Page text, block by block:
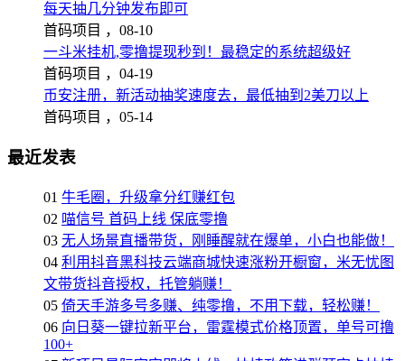
每天抽几分钟发布即可
首码项目 ， 08-10
一斗米挂机,零撸提现秒到！最稳定的系统超级好
首码项目 ， 04-19
币安注册，新活动抽奖速度去，最低抽到2美刀以上
首码项目 ， 05-14
最近发表
01 牛毛圈，升级拿分红赚红包
02 喵信号 首码上线 保底零撸
03 无人场景直播带货，刚睡醒就在爆单，小白也能做！
04 利用抖音黑科技云端商城快速涨粉开橱窗，米无忧图
文带货抖音授权，托管躺赚！
05 倚天手游多号多赚、纯零撸，不用下载，轻松赚！
06 向日葵一键拉新平台，雷霆模式价格顶置，单号可撸
100+